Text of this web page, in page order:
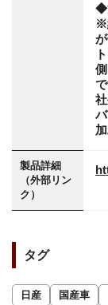
◆
※
で
製品詳細
（外部リン
ク）
タグ
日産 国産車